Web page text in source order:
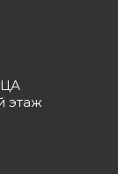
этаж